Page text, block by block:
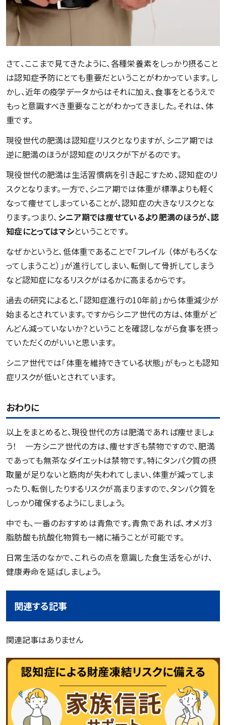
さて、ここまで見てきたように、各種栄養素をしっかり摂ること
は認知症予防にとても重要だということがわかっています。し
かし、近年の疫学データからはそれに加え、食事をとるうえで
もっと意識すべき重要なことがわかってきました。それは、体
重です。
現役世代の肥満は認知症リスクとなりますが、シニア期では
逆に肥満のほうが認知症のリスクが下がるのです。
現役世代の肥満は生活習慣病を引き起こすため、認知症のリ
スクとなります。一方で、シニア期では体重が標準よりも軽く
なって痩せてしまっていることが、認知症の大きなリスクとな
ります。つまり、シニア期では痩せているより肥満のほうが、認
知症にとってはマシということです。
なぜかというと、低体重であることで「フレイル （体がもろくな
ってしまうこと）」が進行してしまい、転倒して骨折してしまう
など認知症になるリスクがはるかに高まるからです。
過去の研究によると、「認知症進行の10年前」から体重減少が
始まるとされています。ですからシニア世代の方は、体重がど
んどん減っていないか？ということを確認しながら食事を摂っ
ていただくのがいいと思います。
シニア世代では「体重を維持できている状態」がもっとも認知
症リスクが低いとされています。
おわりに
以上をまとめると、現役世代の方は肥満であれば痩せましょ
う！ 一方シニア世代の方は、痩せすぎも禁物ですので、肥満
であっても無茶なダイエットは禁物です。特にタンパク質の摂
取量が足りないと筋肉が失われてしまい、体重が減ってしま
ったり、転倒したりするリスクが高まりますので、タンパク質を
しっかり確保するようにしましょう。
中でも、一番のおすすめは青魚です。青魚であれば、オメガ3
脂肪酸も抗酸化物質も一緒に補うことが可能です。
日常生活のなかで、これらの点を意識した食生活を心がけ、
健康寿命を延ばしましょう。
関連する記事
関連記事はありません